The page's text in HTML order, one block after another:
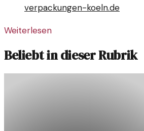
verpackungen-koeln.de
Weiterlesen
Beliebt in dieser Rubrik